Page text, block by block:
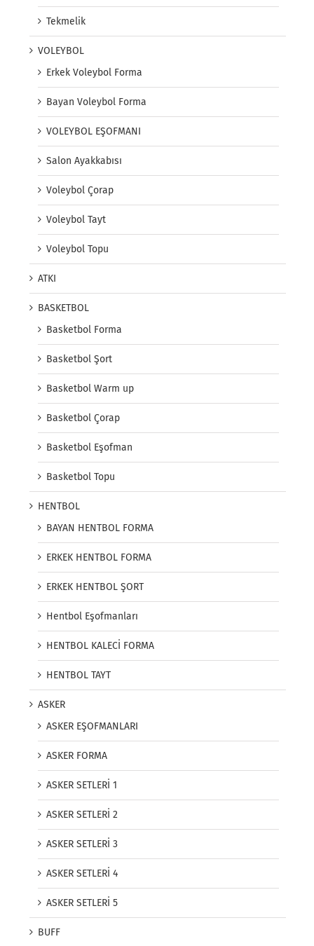
Tekmelik
VOLEYBOL
Erkek Voleybol Forma
Bayan Voleybol Forma
VOLEYBOL EŞOFMANI
Salon Ayakkabısı
Voleybol Çorap
Voleybol Tayt
Voleybol Topu
ATKI
BASKETBOL
Basketbol Forma
Basketbol Şort
Basketbol Warm up
Basketbol Çorap
Basketbol Eşofman
Basketbol Topu
HENTBOL
BAYAN HENTBOL FORMA
ERKEK HENTBOL FORMA
ERKEK HENTBOL ŞORT
Hentbol Eşofmanları
HENTBOL KALECİ FORMA
HENTBOL TAYT
ASKER
ASKER EŞOFMANLARI
ASKER FORMA
ASKER SETLERİ 1
ASKER SETLERİ 2
ASKER SETLERİ 3
ASKER SETLERİ 4
ASKER SETLERİ 5
BUFF